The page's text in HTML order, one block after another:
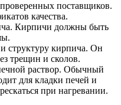
поставщиков.
качества.
Кирпичи должны быть
структуру кирпича. Он
трещин и сколов.
раствор. Обычный
для кладки печей и
при нагревании.